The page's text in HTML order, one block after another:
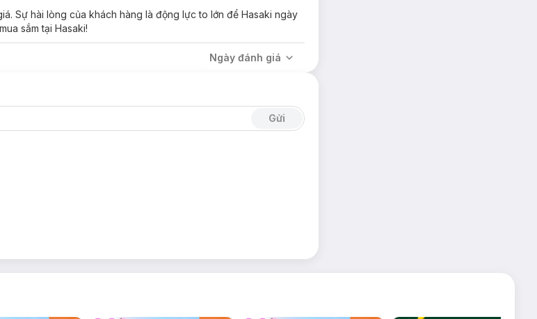
làm tăng hiệu quả hoạt động của của Vitamin A - Retinyl
da không đều màu.
Sự hài lòng của khách hàng là động lực to lớn để Hasaki ngày
sắm tại Hasaki!
Ngày đánh giá
Gửi